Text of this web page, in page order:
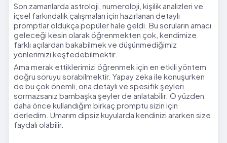
Son zamanlarda astroloji, numeroloji, kişilik analizleri ve
içsel farkındalık çalışmaları için hazırlanan detaylı
promptlar oldukça popüler hale geldi. Bu soruların amacı
geleceği kesin olarak öğrenmekten çok, kendimize
farklı açılardan bakabilmek ve düşünmediğimiz
yönlerimizi keşfedebilmektir.
Ama merak ettiklerimizi öğrenmek için en etkili yöntem
doğru soruyu sorabilmektir. Yapay zeka ile konuşurken
de bu çok önemli, ona detaylı ve spesifik şeyleri
sormazsanız bambaşka şeyler de anlatabilir. O yüzden
daha önce kullandığım birkaç promptu sizin için
derledim. Umarım dipsiz kuyularda kendinizi ararken size
faydalı olabilir.